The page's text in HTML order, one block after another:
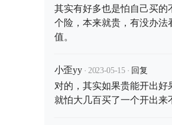
其实有好多也是怕自己买的
个险，本来就贵，有没办法
值。
小歪yy · 2023-05-15 · 回复
对的，其实如果贵能开出好
就怕大几百买了一个开出来